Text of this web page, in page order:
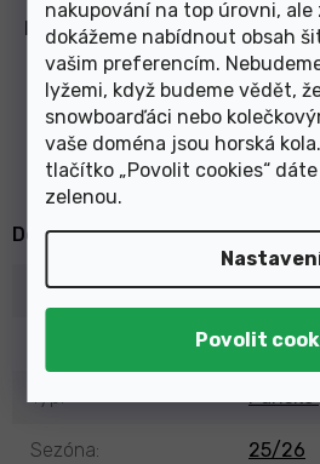
nakupování na top úrovni, ale
dokážeme nabídnout obsah
vašim preferencím.
lyžemi, když budeme vědět,
snowboarďáci nebo
vaše doména jsou horská
tlačítko „Povolit cookies“
zelenou.
Prolink
Naše boty
všemi
jako jsou
Doplňkové parametry
Kategorie:
Typ: Pánské
Sezóna: 25/26